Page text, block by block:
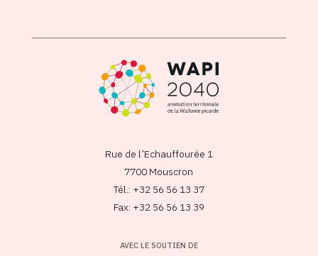
Rue de l’Echauffourée 1
7700 Mouscron
Tél.: +32 56 56 13 37
Fax: +32 56 56 13 39
AVEC LE SOUTIEN DE